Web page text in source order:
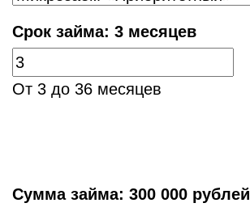
Срок займа: 3 месяцев
От 3 до 36 месяцев
Сумма займа: 300 000 рублей